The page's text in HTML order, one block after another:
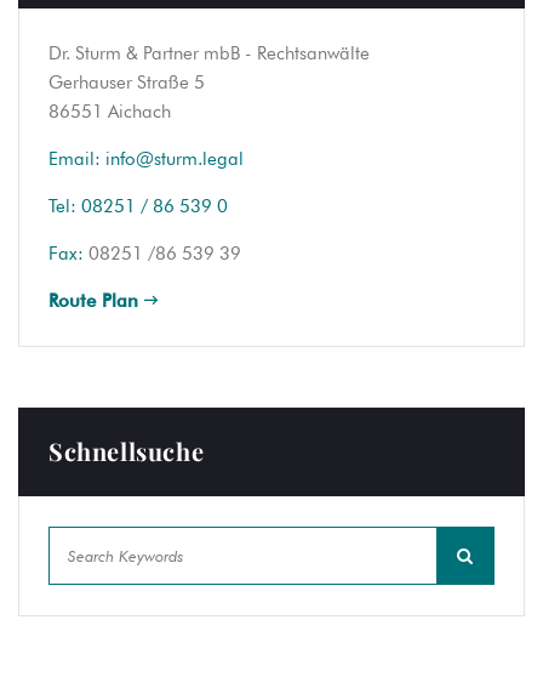
Dr. Sturm & Partner mbB - Rechtsanwälte
Gerhauser Straße 5
86551 Aichach
Email: info@sturm.legal
Tel: 08251 / 86 539 0
Fax: 08251 /86 539 39
Route Plan
Schnellsuche